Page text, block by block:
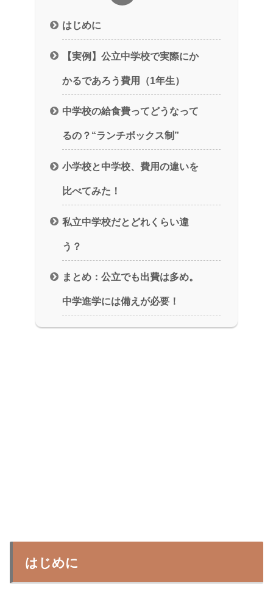
はじめに
【実例】公立中学校で実際にか
かるであろう費用（1年生）
中学校の給食費ってどうなって
るの？“ランチボックス制”
小学校と中学校、費用の違いを
比べてみた！
私立中学校だとどれくらい違
う？
まとめ：公立でも出費は多め。
中学進学には備えが必要！
はじめに